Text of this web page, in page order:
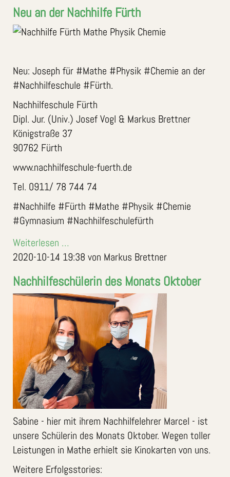
Neu an der Nachhilfe Fürth
Neu: Joseph für #Mathe #Physik #Chemie an der
#Nachhilfeschule #Fürth.
Nachhilfeschule Fürth
Dipl. Jur. (Univ.) Josef Vogl & Markus Brettner
Königstraße 37
90762 Fürth
www.nachhilfeschule-fuerth.de
Tel. 0911/ 78 744 74
#Nachhilfe #Fürth #Mathe #Physik #Chemie
#Gymnasium #Nachhilfeschulefürth
Weiterlesen …
2020-10-14 19:38 von Markus Brettner
Nachhilfeschülerin des Monats Oktober
Sabine - hier mit ihrem Nachhilfelehrer Marcel - ist
unsere Schülerin des Monats Oktober. Wegen toller
Leistungen in Mathe erhielt sie Kinokarten von uns.
Weitere Erfolgsstories: